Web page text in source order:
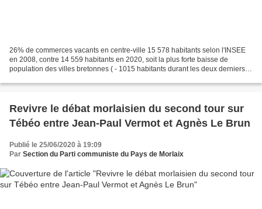
26% de commerces vacants en centre-ville 15 578 habitants selon l'INSEE
en 2008, contre 14 559 habitants en 2020, soit la plus forte baisse de
population des villes bretonnes ( - 1015 habitants durant les deux derniers
Revivre le débat morlaisien du second tour sur
Tébéo entre Jean-Paul Vermot et Agnès Le Brun
Publié le 25/06/2020 à 19:09
Par Section du Parti communiste du Pays de Morlaix